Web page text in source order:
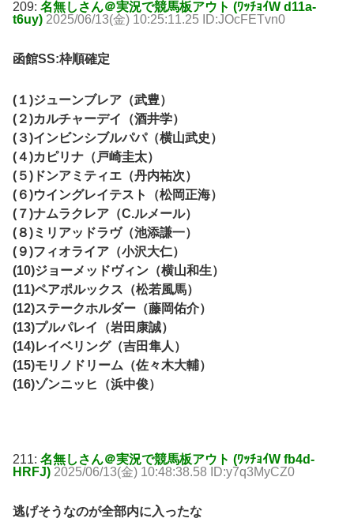
209: 名無しさん＠実況で競馬板アウト (ﾜｯﾁｮｲW d11a-
t6uy) 2025/06/13(金) 10:25:11.25 ID:JOcFETvn0
函館SS:枠順確定
(１)ジューンブレア（武豊）
(２)カルチャーデイ（酒井学）
(３)インビンシブルパパ（横山武史）
(４)カピリナ（戸崎圭太）
(５)ドンアミティエ（丹内祐次）
(６)ウイングレイテスト（松岡正海）
(７)ナムラクレア（C.ルメール）
(８)ミリアッドラヴ（池添謙一）
(９)フィオライア（小沢大仁）
(10)ジョーメッドヴィン（横山和生）
(11)ペアポルックス（松若風馬）
(12)ステークホルダー（藤岡佑介）
(13)プルパレイ（岩田康誠）
(14)レイベリング（吉田隼人）
(15)モリノドリーム（佐々木大輔）
(16)ゾンニッヒ（浜中俊）
211: 名無しさん＠実況で競馬板アウト (ﾜｯﾁｮｲW fb4d-
HRFJ) 2025/06/13(金) 10:48:38.58 ID:y7q3MyCZ0
逃げそうなのが全部内に入ったな